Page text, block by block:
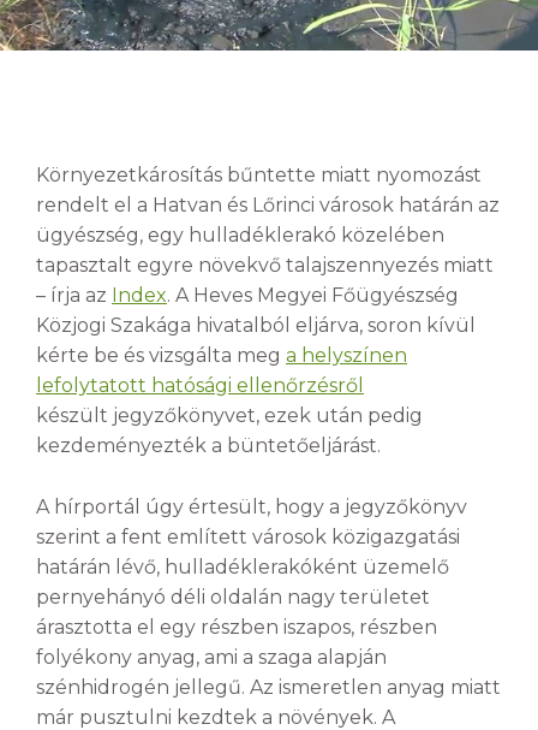
Környezetkárosítás bűntette miatt nyomozást
rendelt el a Hatvan és Lőrinci városok határán az
ügyészség, egy hulladéklerakó közelében
tapasztalt egyre növekvő talajszennyezés miatt
– írja az Index. A Heves Megyei Főügyészség
Közjogi Szakága hivatalból eljárva, soron kívül
kérte be és vizsgálta meg a helyszínen
lefolytatott hatósági ellenőrzésről
készült jegyzőkönyvet, ezek után pedig
kezdeményezték a büntetőeljárást.
A hírportál úgy értesült, hogy a jegyzőkönyv
szerint a fent említett városok közigazgatási
határán lévő, hulladéklerakóként üzemelő
pernyehányó déli oldalán nagy területet
árasztotta el egy részben iszapos, részben
folyékony anyag, ami a szaga alapján
szénhidrogén jellegű. Az ismeretlen anyag miatt
már pusztulni kezdtek a növények. A